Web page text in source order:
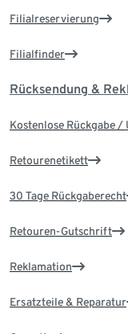
Filialreservierung
Filialfinder
Rücksendung &
Kostenlose Rückgabe /
Retourenetikett
30 Tage Rückgaberecht
Retouren-Gutschrift
Reklamation
Ersatzteile & Reparatur